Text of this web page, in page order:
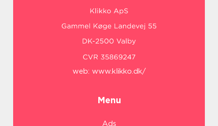
web: www.klikko.dk/
Menu
Ads